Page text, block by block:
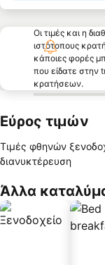
Οι τιμές και η
ιστότοπους
κάποιες φορές
που είδατε στην
κρατήσεων.
Εύρος τιμών
Τιμές φθηνών
διανυκτέρευση
Άλλα